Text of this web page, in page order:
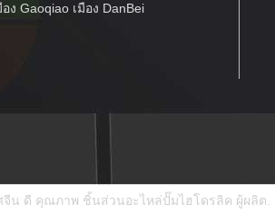
ง Gaoqiao เมือง DanBei
จีน ดี คุณภาพ ชิ้นส่วนอะไหล่ปั๊มไฮโดรลิค ผู้ผลิต.